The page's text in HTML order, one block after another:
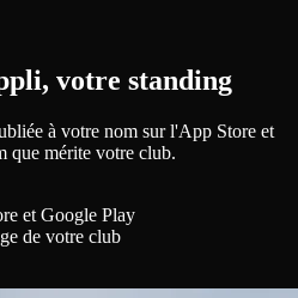
votre standing
à votre nom sur l'App Store et
que mérite votre club.
et Google Play
de votre club